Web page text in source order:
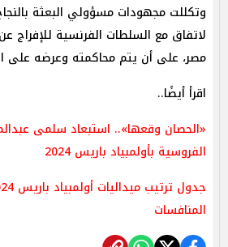
وتكللت مجهودات مسؤولي البعثة
لاتفاق مع السلطات الفرنسية للإفراج
مصر، على أن يتم محاكمته وعرضه على
اقرأ أيضًا..
«الحصان وقعها».. استبعاد سلمى
الفروسية بأولمبياد باريس 2024
المنافسات